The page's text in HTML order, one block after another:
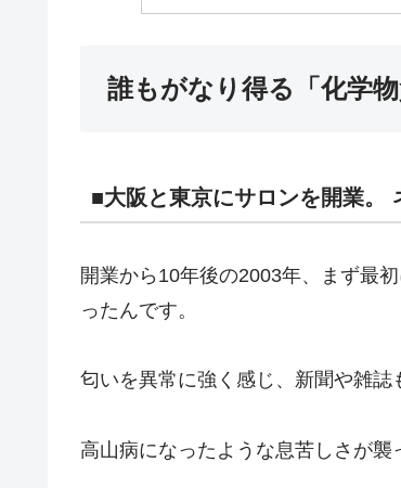
誰もがなり得る「化学物
■大阪と東京にサロンを開業。
開業から10年後の2003年、まず最
ったんです。
匂いを異常に強く感じ、新聞や雑誌
高山病になったような息苦しさが襲